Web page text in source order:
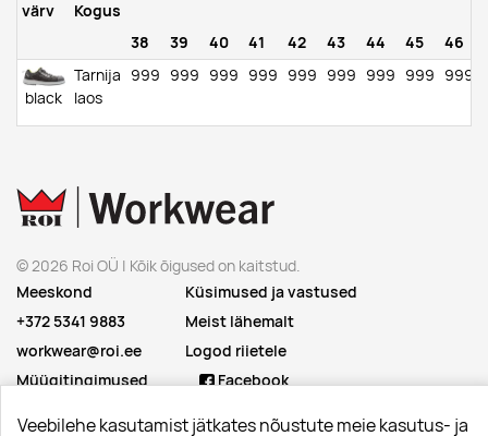
värv
Kogus
38
39 40 41 42 43 44 45 46
black
Tarnija
laos
999 999 999 999 999 999 999 999 999
© 2026 Roi OÜ | Kõik õigused on kaitstud.
Meeskond
+372 5341 9883
workwear@roi.ee
Küsimused ja vastused
Meist lähemalt
Logod riietele
Müügitingimused
Facebook
Veebilehe kasutamist jätkates nõustute meie kasutus- ja